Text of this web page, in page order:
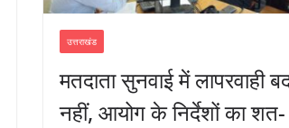
उत्तराखंड
मतदाता सुनवाई में लापरवाही
नहीं, आयोग के निर्देशों का शत-